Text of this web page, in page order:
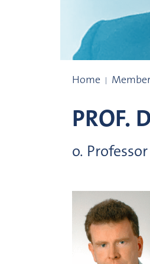
Home
PROF.
o.